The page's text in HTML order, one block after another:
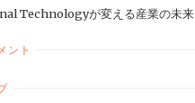
Technologyが変える産業の未来
ント